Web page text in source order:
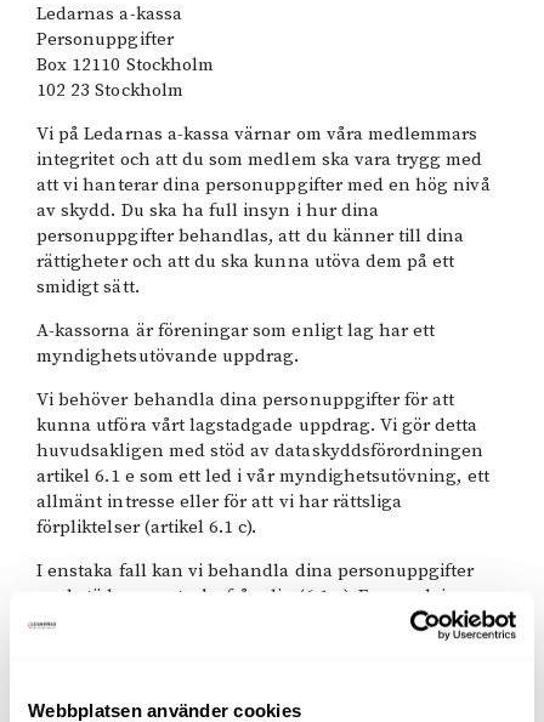
Webbplatsen använder cookies
Ledarnas a-kassa
Personuppgifter
Box 12110 Stockholm
102 23 Stockholm
Vi på Ledarnas a-kassa värnar om våra medlemmars
integritet och att du som medlem ska vara trygg med
att vi hanterar dina personuppgifter med en hög nivå
av skydd. Du ska ha full insyn i hur dina
personuppgifter behandlas, att du känner till dina
rättigheter och att du ska kunna utöva dem på ett
smidigt sätt.
A-kassorna är föreningar som enligt lag har ett
myndighetsutövande uppdrag.
Vi behöver behandla dina personuppgifter för att
kunna utföra vårt lagstadgade uppdrag. Vi gör detta
huvudsakligen med stöd av dataskyddsförordningen
artikel 6.1 e som ett led i vår myndighetsutövning, ett
allmänt intresse eller för att vi har rättsliga
förpliktelser (artikel 6.1 c).
I enstaka fall kan vi behandla dina personuppgifter
med stöd av samtycke från dig (6.1 a). Exempelvis om
du vill att vi lämnar ut uppgifter om dig till
trygghetsorganisationer. När vi använder samtycke
med att vi ber om ditt samtycke.